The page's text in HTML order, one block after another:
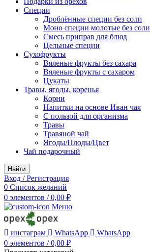
Специи
Дроблённые специи без соли
Моно специи молотые без соли
Смесь приправ для блюд
Цельные специи
Сухофрукты
Вяленые фрукты без сахара
Вяленые фрукты с сахаром
Цукаты
Травы, ягоды, коренья
Корни
Напитки на основе Иван чая
С пользой для организма
Травы
Травяной чай
Ягоды/Плоды/Цвет
Чай подарочный
Найти
Вход / Регистрация
0 Список желаний
0 элементов / 0,00 ₽
Меню
инстаграм WhatsApp
WhatsApp
0 элементов / 0,00 ₽